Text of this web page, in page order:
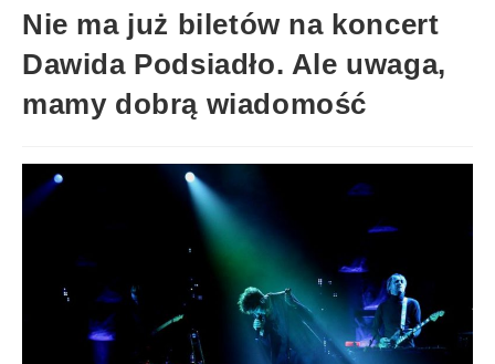
Nie ma już biletów na koncert
Dawida Podsiadło. Ale uwaga,
mamy dobrą wiadomość